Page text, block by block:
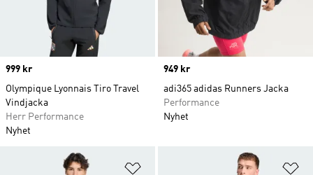
Price
999 kr
Olympique Lyonnais Tiro Travel
Vindjacka
Herr Performance
Nyhet
Price
949 kr
adi365 adidas Runners Jacka
Performance
Nyhet
Lägg till på önskelistan